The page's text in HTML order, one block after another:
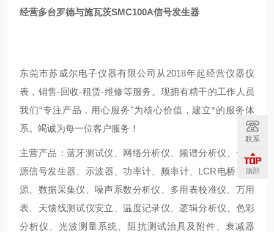
经营多台罗德与施瓦茨SMC100A信号发生器
东莞市苏威尔电子仪器有限公司从2018年起经营仪器仪
表，销售-回收-租赁-维修等服务。现拥有精干的工作人员
我们“专注产品，用心服务"为核心价值，建立*的服务体
系。竭诚为每一位客户服务！
主营产品：蓝牙测试仪、网络分析仪、频谱分析仪、信号
源信号发生器、示波器、功率计、频率计、LCR电桥、电
源、数据采集仪、噪声系数分析仪、多用表校准仪、万用
表、天馈线测试仪安立、温度记录仪、逻辑分析仪、色彩
分析仪、光波测量系统、阻抗测试治具及附件、衰减器
联系
顶部